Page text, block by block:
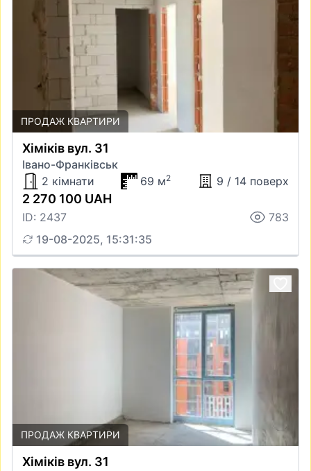
ПРОДАЖ КВАРТИРИ
Хіміків вул. 31
Івано-Франківськ
2 кімнати
69 м2 9 / 14 поверх
2 270 100 UAH
ID: 2437
783
19-08-2025, 15:31:35
ПРОДАЖ КВАРТИРИ
Хіміків вул. 31